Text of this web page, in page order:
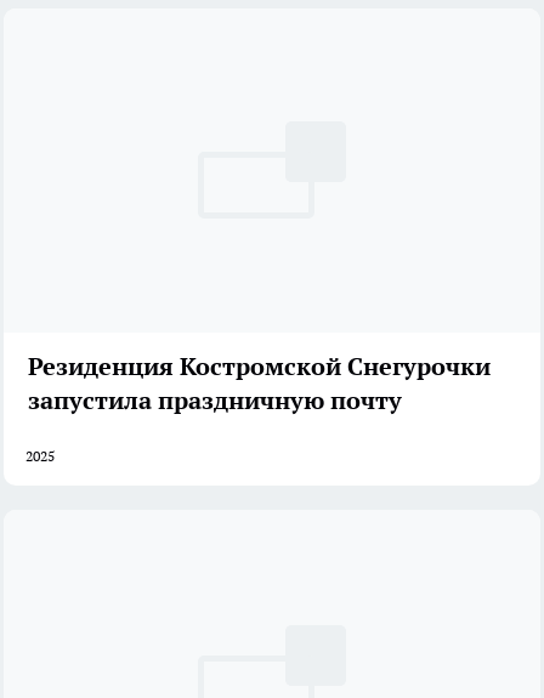
Резиденция Костромской Снегурочки
запустила праздничную почту
2025